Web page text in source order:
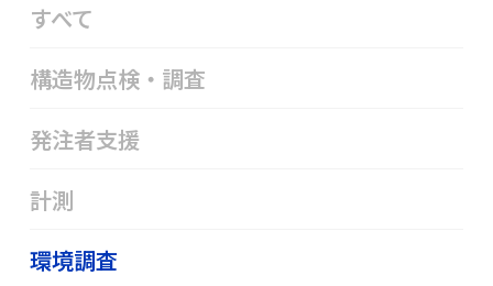
すべて
構造物点検・調査
発注者支援
計測
環境調査